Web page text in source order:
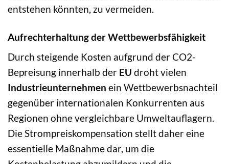
entstehen könnten, zu vermeiden.
Aufrechterhaltung der Wettbewerbsfähigkeit
Durch steigende Kosten aufgrund der CO2-
Bepreisung innerhalb der EU droht vielen
Industrieunternehmen ein Wettbewerbsnachteil
gegenüber internationalen Konkurrenten aus
Regionen ohne vergleichbare Umweltauflagern.
Die Strompreiskompensation stellt daher eine
essentielle Maßnahme dar, um die